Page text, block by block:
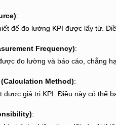
:
để đo lường KPI được lấy từ.
Frequency):
đo lường và báo cáo, chẳng
Method):
được giá trị KPI. Điều này có thể
: